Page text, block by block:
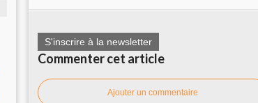
S'inscrire à la newsletter
Commenter cet article
Ajouter un commentaire